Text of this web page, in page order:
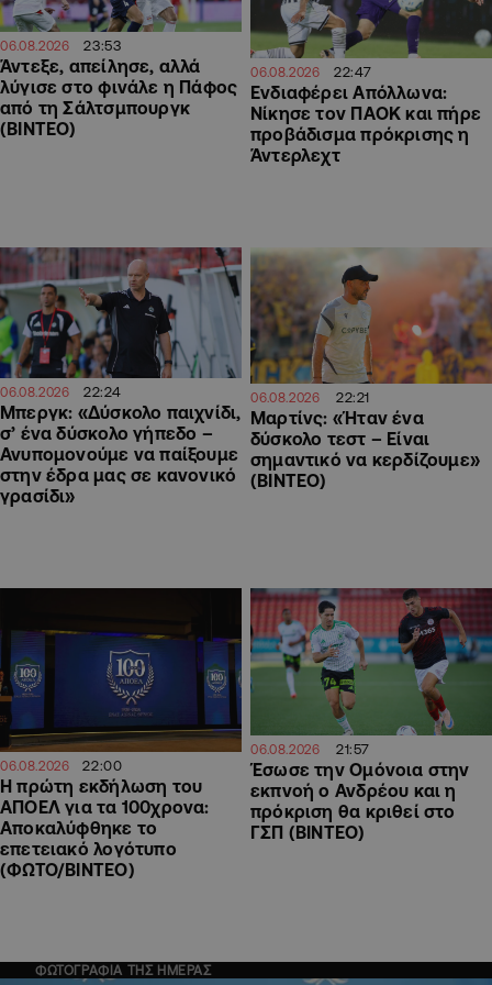
06.08.2026 23:53
Άντεξε, απείλησε, αλλά
λύγισε στο φινάλε η Πάφος
από τη Σάλτσμπουργκ
(BINTEO)
06.08.2026 22:47
Ενδιαφέρει Απόλλωνα:
Νίκησε τον ΠΑΟΚ και πήρε
προβάδισμα πρόκρισης η
Άντερλεχτ
06.08.2026 22:24
Μπεργκ: «Δύσκολο παιχνίδι,
σ’ ένα δύσκολο γήπεδο –
Ανυπομονούμε να παίξουμε
στην έδρα μας σε κανονικό
γρασίδι»
06.08.2026 22:21
Μαρτίνς: «Ήταν ένα
δύσκολο τεστ – Είναι
σημαντικό να κερδίζουμε»
(ΒΙΝΤΕΟ)
06.08.2026 22:00
Η πρώτη εκδήλωση του
ΑΠΟΕΛ για τα 100χρονα:
Αποκαλύφθηκε το
επετειακό λογότυπο
(ΦΩΤΟ/ΒΙΝΤΕΟ)
06.08.2026 21:57
Έσωσε την Ομόνοια στην
εκπνοή ο Ανδρέου και η
πρόκριση θα κριθεί στο
ΓΣΠ (ΒΙΝΤΕΟ)
ΦΩΤΟΓΡΑΦΙΑ ΤΗΣ ΗΜΕΡΑΣ